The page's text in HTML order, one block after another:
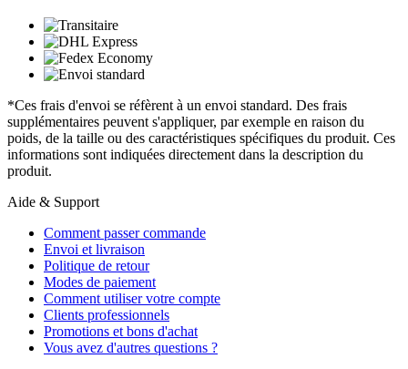
*Ces frais d'envoi se réfèrent à un envoi standard. Des frais
supplémentaires peuvent s'appliquer, par exemple en raison du
poids, de la taille ou des caractéristiques spécifiques du produit. Ces
informations sont indiquées directement dans la description du
produit.
Aide & Support
Comment passer commande
Envoi et livraison
Politique de retour
Modes de paiement
Comment utiliser votre compte
Clients professionnels
Promotions et bons d'achat
Vous avez d'autres questions ?